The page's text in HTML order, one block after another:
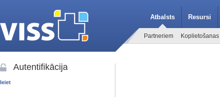
Atbalsts Resursi
Partneriem
Autentifikācija
Ieiet